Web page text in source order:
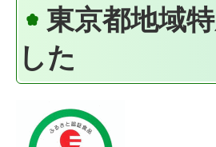
東京都地域
した